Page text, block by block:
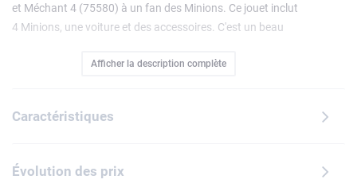
et Méchant 4 (75580) à un fan des Minions. Ce jouet inclut
4 Minions, une voiture et des accessoires. C'est un beau
et Méchant 4 d'Illumination. À la recherche d'un set LEGO
conducteur et d'un moteur amovible. Le véhicule
Minion porte le moteur dans une main et une haltère dans
l'autre. Mel peint une banane, et Tim, l'agent de l'ALV
Afficher la description complète
Caractéristiques
Évolution des prix